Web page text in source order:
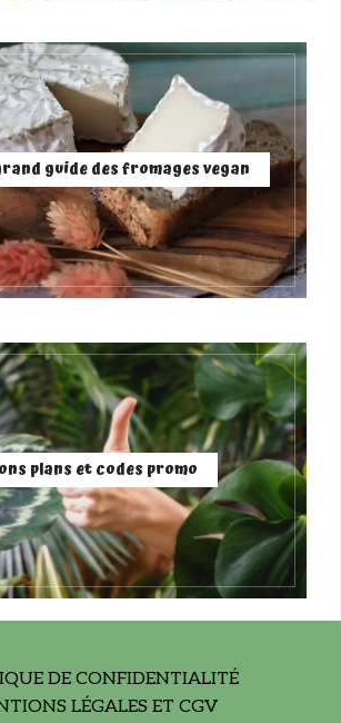
guide des fromages vegan
plans et codes promo
DE CONFIDENTIALITÉ
LÉGALES ET CGV